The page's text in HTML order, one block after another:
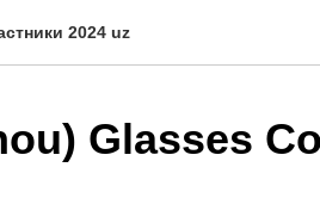
2024 uz
Glasses